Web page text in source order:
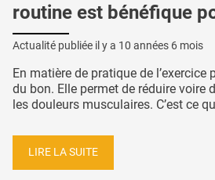
routine est bénéfique
Actualité publiée il y a 10 années 6 mois
En matière de pratique de l’exercice
du bon. Elle permet de réduire voire
les douleurs musculaires. C’est ce
LIRE LA SUITE